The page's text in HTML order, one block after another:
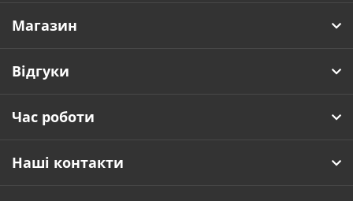
Магазин
Відгуки
Час роботи
Наші контакти